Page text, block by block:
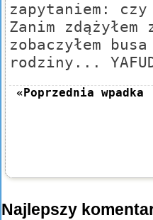
zapytaniem:
Zanim
zobaczyłem
rodziny...
«Poprzednia wpadka
Najlepszy